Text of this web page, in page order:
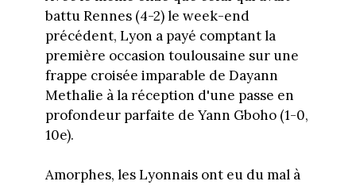
battu Rennes (4-2) le week-end
précédent, Lyon a payé comptant la
première occasion toulousaine sur une
frappe croisée imparable de Dayann
Methalie à la réception d'une passe en
profondeur parfaite de Yann Gboho (1-0,
10e).
Amorphes, les Lyonnais ont eu du mal à